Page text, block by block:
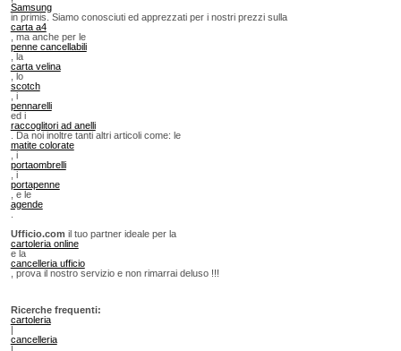
Samsung
in primis. Siamo conosciuti ed apprezzati per i nostri prezzi sulla
carta a4
, ma anche per le
penne cancellabili
, la
carta velina
, lo
scotch
, i
pennarelli
ed i
raccoglitori ad anelli
. Da noi inoltre tanti altri articoli come: le
matite colorate
, i
portaombrelli
, i
portapenne
, e le
agende
Ufficio.com il tuo partner ideale per la
cartoleria online
e la
cancelleria ufficio
, prova il nostro servizio e non rimarrai deluso !!!
Ricerche frequenti:
cartoleria
|
cancelleria